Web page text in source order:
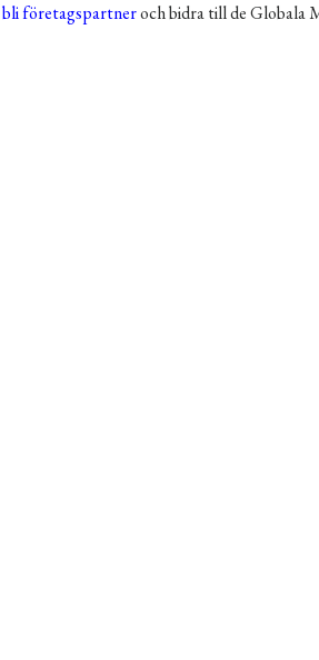
bli företagspartneroch bidra till de Globala